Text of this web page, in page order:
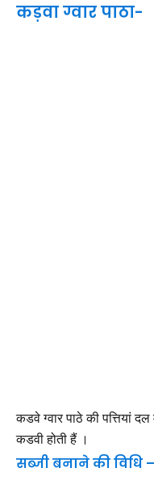
कड़वा ग्वार पाठा-
कडवे ग्वार पाठे की पत्तियां
कडवी होती हैं ।
सब्जी बनाने की विधि –